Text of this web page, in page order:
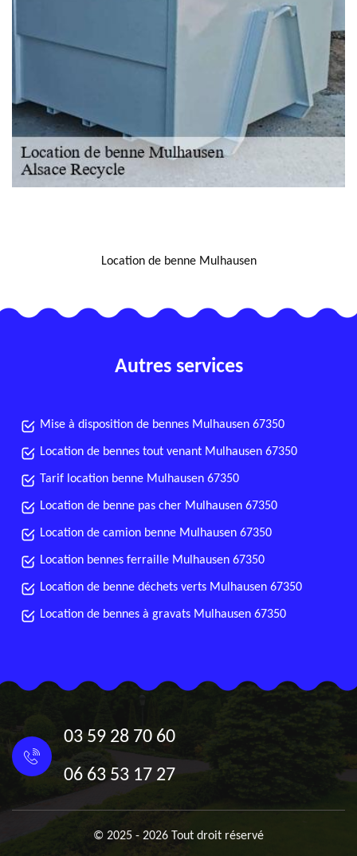
Location de benne Mulhausen
Autres services
Mise à disposition de bennes Mulhausen 67350
Location de bennes tout venant Mulhausen 67350
Tarif location benne Mulhausen 67350
Location de benne pas cher Mulhausen 67350
Location de camion benne Mulhausen 67350
Location bennes ferraille Mulhausen 67350
Location de benne déchets verts Mulhausen 67350
Location de bennes à gravats Mulhausen 67350
03 59 28 70 60
06 63 53 17 27
© 2025 - 2026 Tout droit réservé